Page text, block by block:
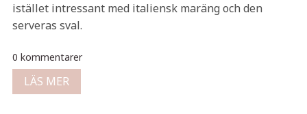
istället intressant med italiensk maräng och den
serveras sval.
0 kommentarer
LÄS MER